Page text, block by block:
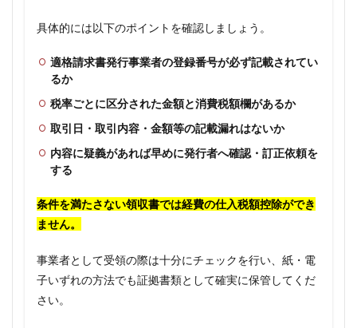
具体的には以下のポイントを確認しましょう。
適格請求書発行事業者の登録番号が必ず記載されてい
るか
税率ごとに区分された金額と消費税額欄があるか
取引日・取引内容・金額等の記載漏れはないか
内容に疑義があれば早めに発行者へ確認・訂正依頼を
する
条件を満たさない領収書では経費の仕入税額控除ができ
ません。
事業者として受領の際は十分にチェックを行い、紙・電
子いずれの方法でも証拠書類として確実に保管してくだ
さい。